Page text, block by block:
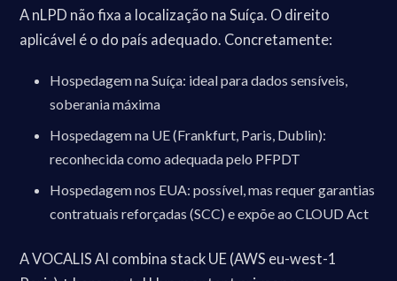
A nLPD não fixa a localização na Suíça. O direito
aplicável é o do país adequado. Concretamente:
Hospedagem na Suíça: ideal para dados sensíveis,
soberania máxima
Hospedagem na UE (Frankfurt, Paris, Dublin):
reconhecida como adequada pelo PFPDT
Hospedagem nos EUA: possível, mas requer garantias
contratuais reforçadas (SCC) e expõe ao CLOUD Act
A VOCALIS AI combina stack UE (AWS eu-west-1